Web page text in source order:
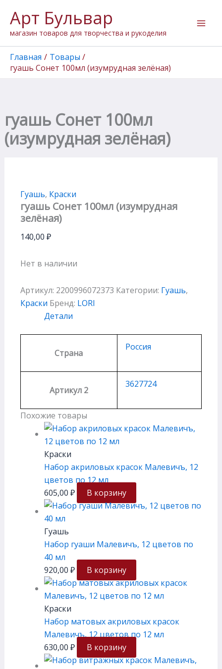
содержимому
Арт Бульвар
магазин товаров для творчества и рукоделия
Главная
Товары
гуашь Сонет 100мл (изумрудная зелёная)
гуашь Сонет 100мл
(изумрудная зелёная)
Гуашь, Краски
гуашь Сонет 100мл (изумрудная
зелёная)
140,00 ₽
Нет в наличии
Артикул: 2200996072373 Категории: Гуашь,
Краски Бренд: LORI
Детали
Страна
Россия
Артикул 2
3627724
Похожие товары
Краски
Набор акриловых красок Малевичъ, 12
цветов по 12 мл
605,00 ₽ В корзину
Гуашь
Набор гуаши Малевичъ, 12 цветов по
40 мл
920,00 ₽ В корзину
Краски
Набор матовых акриловых красок
Малевичъ, 12 цветов по 12 мл
630,00 ₽ В корзину